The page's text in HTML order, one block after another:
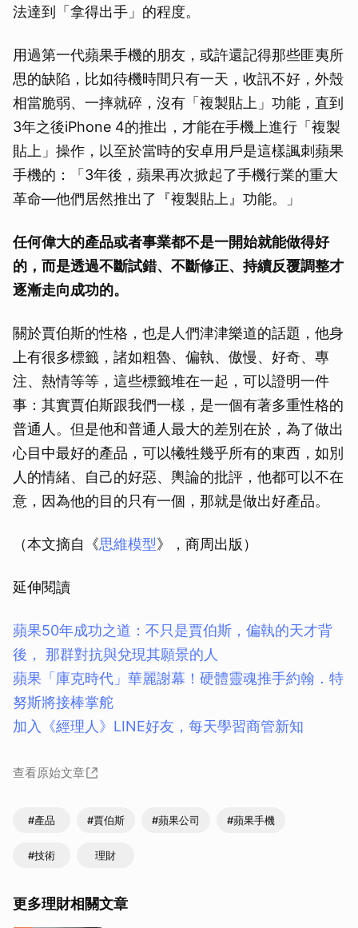
法達到「拿得出手」的程度。
用過第一代蘋果手機的朋友，或許還記得那些匪夷所
思的缺陷，比如待機時間只有一天，收訊不好，外殼
相當脆弱、一摔就碎，沒有「複製貼上」功能，直到
3年之後iPhone 4的推出，才能在手機上進行「複製
貼上」操作，以至於當時的安卓用戶是這樣諷刺蘋果
手機的：「3年後，蘋果再次掀起了手機行業的重大
革命—他們居然推出了『複製貼上』功能。」
任何偉大的產品或者事業都不是一開始就能做得好
的，而是透過不斷試錯、不斷修正、持續反覆調整才
逐漸走向成功的。
關於賈伯斯的性格，也是人們津津樂道的話題，他身
上有很多標籤，諸如粗魯、偏執、傲慢、好奇、專
注、熱情等等，這些標籤堆在一起，可以證明一件
事：其實賈伯斯跟我們一樣，是一個有著多重性格的
普通人。但是他和普通人最大的差別在於，為了做出
心目中最好的產品，可以犧牲幾乎所有的東西，如別
人的情緒、自己的好惡、輿論的批評，他都可以不在
意，因為他的目的只有一個，那就是做出好產品。
（本文摘自《思維模型》，商周出版）
延伸閱讀
蘋果50年成功之道：不只是賈伯斯，偏執的天才背
後， 那群對抗與兌現其願景的人
蘋果「庫克時代」華麗謝幕！硬體靈魂推手約翰．特
努斯將接棒掌舵
加入《經理人》LINE好友，每天學習商管新知
查看原始文章
#產品 #賈伯斯 #蘋果公司 #蘋果手機
#技術 理財
更多理財相關文章